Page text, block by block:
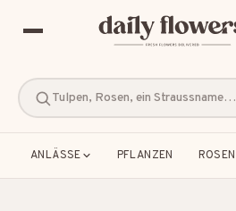
Tulpen, Rosen, ein Straussname…
ANLÄSSE PFLANZEN ROSEN